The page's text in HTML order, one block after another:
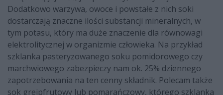
Dodatkowo warzywa, owoce i powstałe z nich soki
dostarczają znaczne ilości substancji mineralnych, w
tym potasu, który ma duże znaczenie dla równowagi
elektrolitycznej w organizmie człowieka. Na przykład
szklanka pasteryzowanego soku pomidorowego czy
marchwiowego zabezpieczy nam ok. 25% dziennego
zapotrzebowania na ten cenny składnik. Polecam także
sok grejpfrutowy lub pomarańczowy, którego szklanka